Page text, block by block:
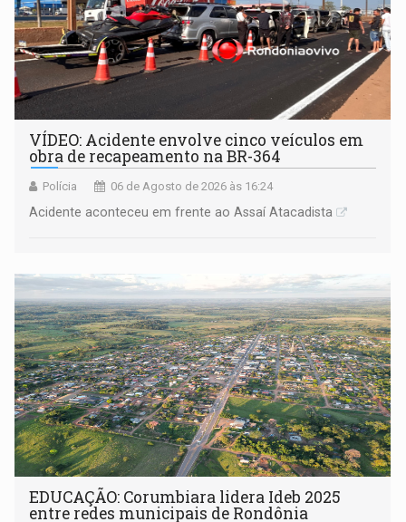
VÍDEO: Acidente envolve cinco veículos em
obra de recapeamento na BR-364
Polícia 06 de Agosto de 2026 às 16:24
Acidente aconteceu em frente ao Assaí Atacadista
EDUCAÇÃO: Corumbiara lidera Ideb 2025
entre redes municipais de Rondônia